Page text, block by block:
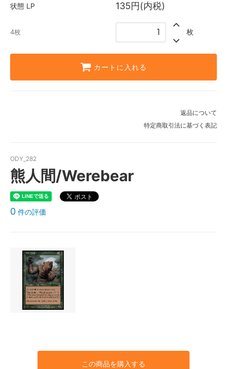
状態 LP 135円(内税)
4枚 枚
カートに入れる
返品について
特定商取引法に基づく表記
ODY_282
熊人間/Werebear
0 件の評価
この商品を購入する